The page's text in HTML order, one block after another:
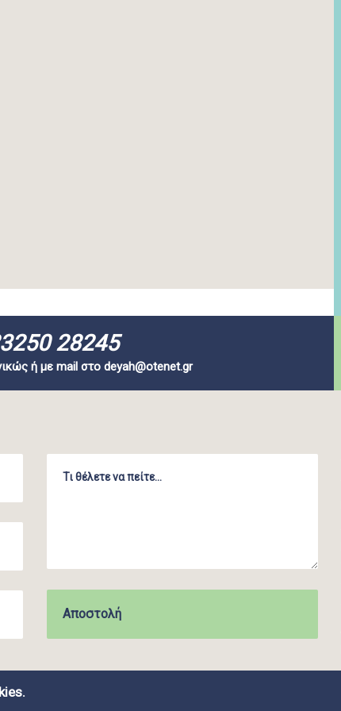
28245
ή με mail στο deyah@otenet.gr
| GRAPHIC DESIGN BY CIRCUS DESIGN STUDIO